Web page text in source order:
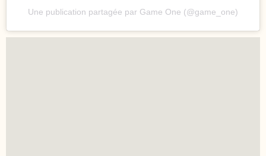
Une publication partagée par Game One (@game_one)